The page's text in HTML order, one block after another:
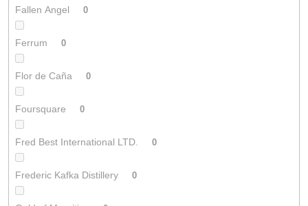
Fallen Angel 0
Ferrum 0
Flor de Caña 0
Foursquare 0
Fred Best International LTD. 0
Frederic Kafka Distillery 0